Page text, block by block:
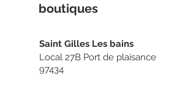
boutiques
Saint Gilles Les bains
Local 27B Port de plaisance
97434